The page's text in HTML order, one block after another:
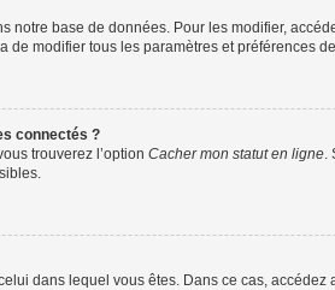
notre base de données. Pour les modifier,
de modifier tous les paramètres et préférences
connectés ?
trouverez l’option Cacher mon statut en ligne.
dans lequel vous êtes. Dans ce cas, accédez